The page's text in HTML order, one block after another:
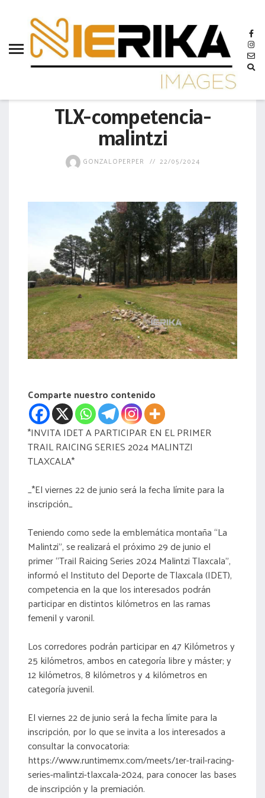
TLX-competencia-
malintzi
GONZALOPERPER 22/05/2024
Comparte nuestro contenido
*INVITA IDET A PARTICIPAR EN EL PRIMER
TRAIL RAICING SERIES 2024 MALINTZI
TLAXCALA*
_*El viernes 22 de junio será la fecha límite para la
inscripción_
Teniendo como sede la emblemática montaña “La
Malintzi”, se realizará el próximo 29 de junio el
primer “Trail Raicing Series 2024 Malintzi Tlaxcala”,
informó el Instituto del Deporte de Tlaxcala (IDET),
competencia en la que los interesados podrán
participar en distintos kilómetros en las ramas
femenil y varonil.
Los corredores podrán participar en 47 Kilómetros y
25 kilómetros, ambos en categoría libre y máster; y
12 kilómetros, 8 kilómetros y 4 kilómetros en
categoría juvenil.
El viernes 22 de junio será la fecha límite para la
inscripción, por lo que se invita a los interesados a
consultar la convocatoria:
https://www.runtimemx.com/meets/1er-trail-racing-
series-malintzi-tlaxcala-2024, para conocer las bases
de inscripción y la premiación.
aamtlax
abanderamiento
acreditación